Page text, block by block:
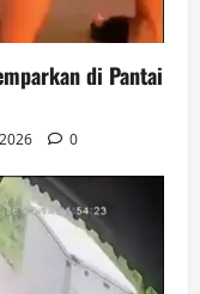
di Pantai
0